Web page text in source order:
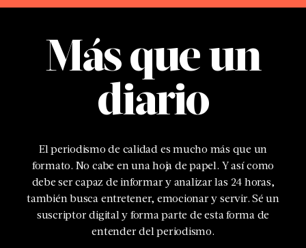
Más que un
diario
El periodismo de calidad es mucho más que un
formato. No cabe en una hoja de papel. Y así como
debe ser capaz de informar y analizar las 24 horas,
también busca entretener, emocionar y servir. Sé un
suscriptor digital y forma parte de esta forma de
entender del periodismo.